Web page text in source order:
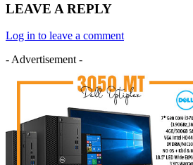
LEAVE A REPLY
Log in to leave a comment
- Advertisement -